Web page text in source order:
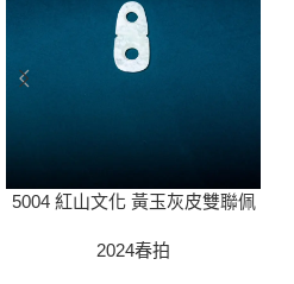
5004 紅山文化 黃玉灰皮雙聯佩
2024春拍